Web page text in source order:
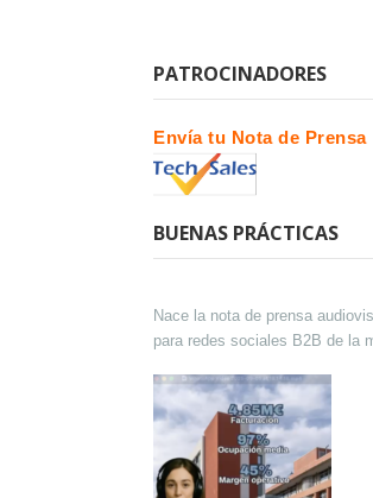
PATROCINADORES
Envía tu Nota de Prensa
BUENAS PRÁCTICAS
Nace la nota de prensa
para redes sociales B2B de la